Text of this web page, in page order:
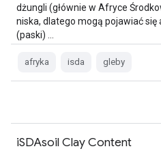
dżungli (głównie w Afryce
niska, dlatego mogą pojawiać
(paski) …
afryka isda gleby
iSDAsoil Clay Content